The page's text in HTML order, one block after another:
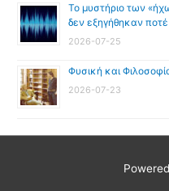
Το μυστήριο των
δεν εξηγήθηκαν ποτέ
2026-07-25
Φυσική και
2026-07-23